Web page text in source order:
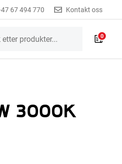
67 494 770 Kontakt oss
0
3000K